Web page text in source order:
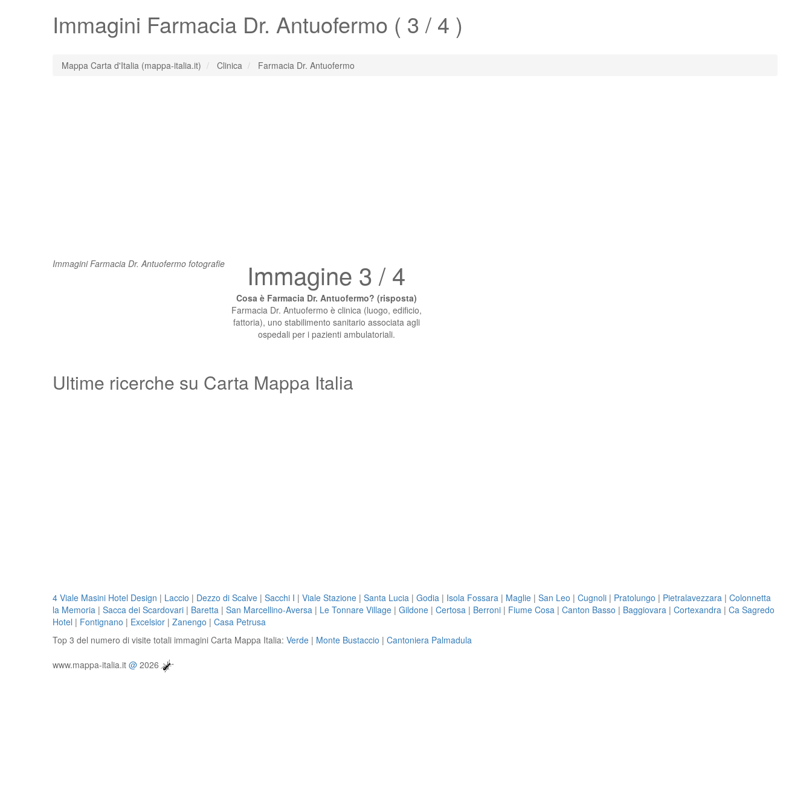
Immagini Farmacia Dr. Antuofermo ( 3 / 4 )
Mappa Carta d'Italia (mappa-italia.it) Clinica Farmacia Dr. Antuofermo
Immagini Farmacia Dr. Antuofermo fotografie Immagine 3 / 4
Cosa è Farmacia Dr. Antuofermo? (risposta)
Farmacia Dr. Antuofermo è clinica (luogo, edificio,
fattoria), uno stabilimento sanitario associata agli
ospedali per i pazienti ambulatoriali.
Ultime ricerche su Carta Mappa Italia
4 Viale Masini Hotel Design | Laccio | Dezzo di Scalve | Sacchi I | Viale Stazione | Santa Lucia | Godia | Isola Fossara | Maglie | San Leo | Cugnoli | Pratolungo | Pietralavezzara | Colonnetta
la Memoria | Sacca dei Scardovari | Baretta | San Marcellino-Aversa | Le Tonnare Village | Gildone | Certosa | Berroni | Fiume Cosa | Canton Basso | Baggiovara | Cortexandra | Ca Sagredo
Hotel | Fontignano | Excelsior | Zanengo | Casa Petrusa
Top 3 del numero di visite totali immagini Carta Mappa Italia: Verde | Monte Bustaccio | Cantoniera Palmadula
www.mappa-italia.it @ 2026